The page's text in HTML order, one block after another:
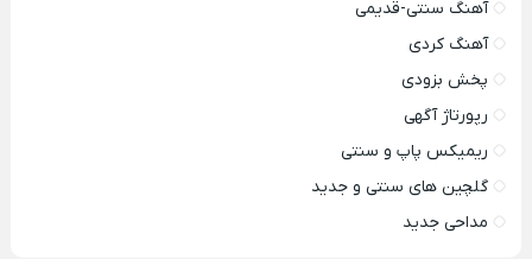
آهنگ سنتی-قدیمی
آهنگ کردی
پخش بزودی
رپورتاژ آگهی
ریمیکس پاپ و سنتی
گلچین های سنتی و جدید
مداحی جدید